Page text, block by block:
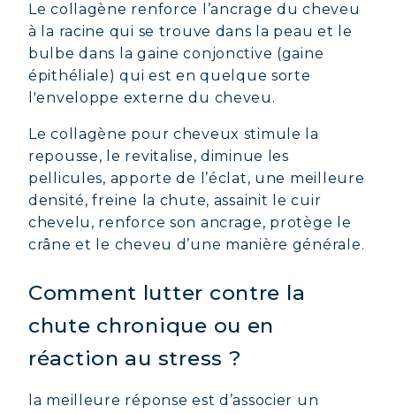
COLLAGÈNE MARIN : PEAU,
COVÉLINE, SÉRUM EXPERT
COLLAGÈNE BEAUTÉ : PEAU,
CHEVEUX & ONGLES SUBLIMES
COLLAGÈNE SPORT : FORCE,
Le collagène renforce l’ancrage du cheveu
à la racine qui se trouve dans la peau et le
bulbe dans la gaine conjonctive (gaine
épithéliale) qui est en quelque sorte
l'enveloppe externe du cheveu.
Le collagène pour cheveux stimule la
repousse, le revitalise, diminue les
pellicules, apporte de l’éclat, une meilleure
densité, freine la chute, assainit le cuir
chevelu, renforce son ancrage, protège le
crâne et le cheveu d’une manière générale.
Comment lutter contre la
chute chronique ou en
réaction au stress ?
la meilleure réponse est d’associer un